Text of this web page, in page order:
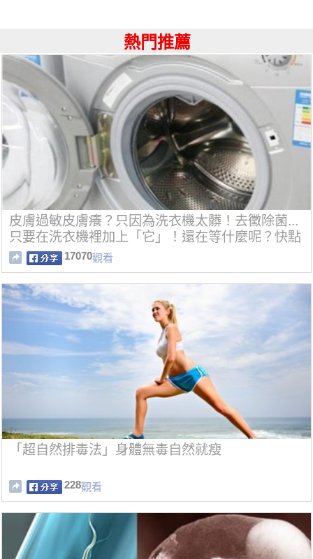
熱門推薦
皮膚過敏皮膚癢？只因為洗衣機太髒！去黴除菌...
只要在洗衣機裡加上「它」！還在等什麼呢？快點
告訴媽媽！17070觀看
「超自然排毒法」身體無毒自然就瘦
228觀看